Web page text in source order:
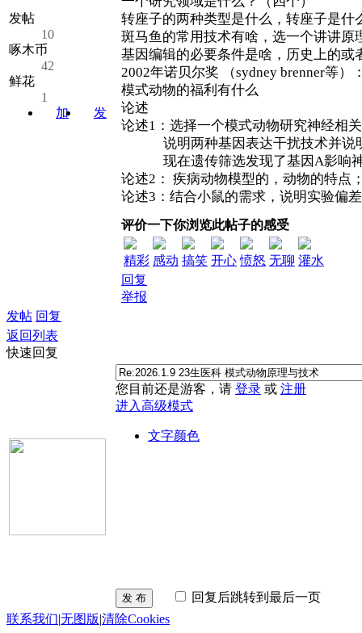
发帖
10
啄木币
42
鲜花
1
加
发
转座子的两种类型是什么，转座子是
斑马鱼的常用技术有啥，选一个讲讲原
基因编辑的必要条件是啥，历史上的
2002年诺贝尔奖 （sydney brenner等
模式动物的福利有什么
论述
论述1：选择一个模式动物研究神经相
说明两种基因表达干扰技术并说
现在遗传筛选发现了基因A影响神
论述2： 疾病动物模型的，动物的特点
论述3：结合小鼠的需求，说明实验偏
评价一下你浏览此帖子的感受
精彩 感动 搞笑 开心 愤怒 无聊 灌水
回复
举报
发帖 回复
返回列表
快速回复
您目前还是游客，请 登录 或 注册
进入高级模式
文字颜色
发 布
回复后跳转到最后一页
联系我们|无图版|清除Cookies